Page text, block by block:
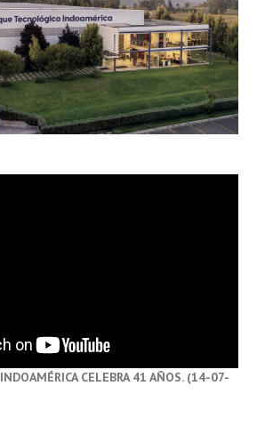
INDOAMÉRICA CELEBRA 41 AÑOS. (14-07-